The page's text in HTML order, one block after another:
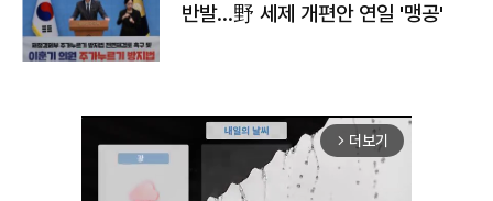
반발…野 세제 개편안 연일 '맹공'
arrow_forward_ios 더보기